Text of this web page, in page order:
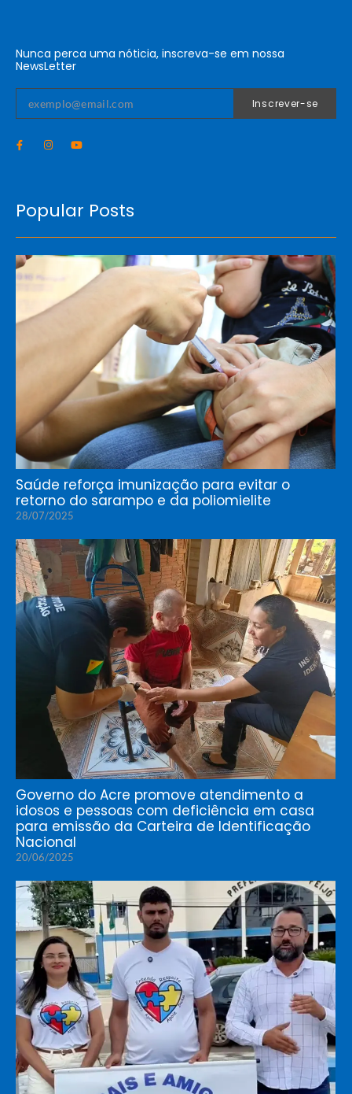
Nunca perca uma nóticia, inscreva-se em nossa
NewsLetter
Inscrever-se
Popular Posts
Saúde reforça imunização para evitar o
retorno do sarampo e da poliomielite
28/07/2025
Governo do Acre promove atendimento a
idosos e pessoas com deficiência em casa
para emissão da Carteira de Identificação
Nacional
20/06/2025